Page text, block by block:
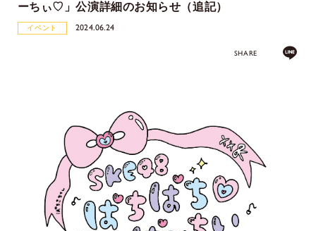
ーちぃ♡」公演詳細のお知らせ（追記）
イベント 2024.06.24
SHARE